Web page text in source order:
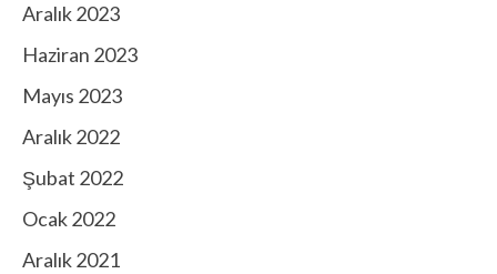
Aralık 2023
Haziran 2023
Mayıs 2023
Aralık 2022
Şubat 2022
Ocak 2022
Aralık 2021